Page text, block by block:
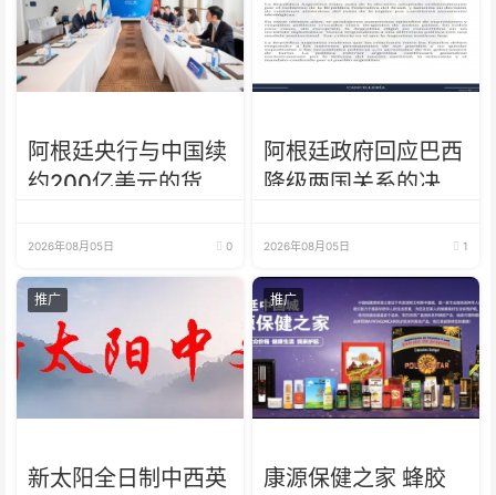
阿根廷央行与中国续
约200亿美元的货币
2026年08月05日 0
阿根廷政府回应巴西
降级两国关系的决
题
2026年08月05日 1
推广
新太阳全日制中西英
推广
康源保健之家 蜂胶